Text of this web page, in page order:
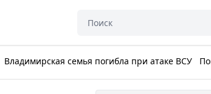
Владимирская семья погибла при атаке ВСУ